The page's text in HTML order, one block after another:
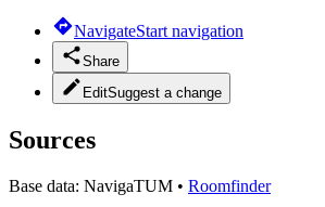
NavigateStart navigation
Share
EditSuggest a change
Sources
Base data: NavigaTUM • Roomfinder